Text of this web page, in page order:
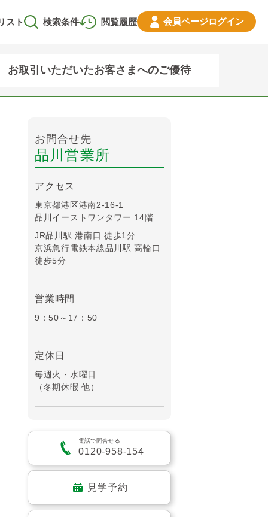
閲覧履歴
スト 検索条件 会員ページログイン
お取引いただいたお客さまへのご優待
お問合せ先
品川営業所
アクセス
東京都港区港南2-16-1
品川イーストワンタワー 14階
JR品川駅 港南口 徒歩1分
京浜急行電鉄本線品川駅 高輪口
徒歩5分
営業時間
9：50～17：50
定休日
毎週火・水曜日
（冬期休暇 他）
電話で問合せる
0120-958-154
見学予約